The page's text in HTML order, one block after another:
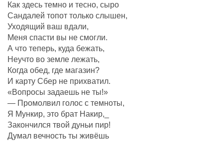
Как здесь темно и тесно, сыро
Сандалей топот только слышен,
Уходящий ваш вдали,
Меня спасти вы не смогли.
А что теперь, куда бежать,
Неучто во земле лежать,
Когда обед, где магазин?
И карту Сбер не прихватил.
«Вопросы задаешь не ты!»
— Промолвил голос с темноты,
Я Мункир, это брат Накир,_
Закончился твой дуньи пир!
Думал вечность ты живёшь